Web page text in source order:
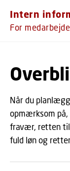
Intern
For
Når du
opmærksom
fravær, retten til
fuld løn og